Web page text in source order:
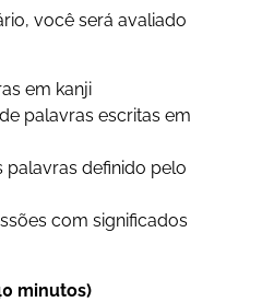
você será avaliado
em kanji
palavras escritas em
palavras definido pelo
com significados
minutos)